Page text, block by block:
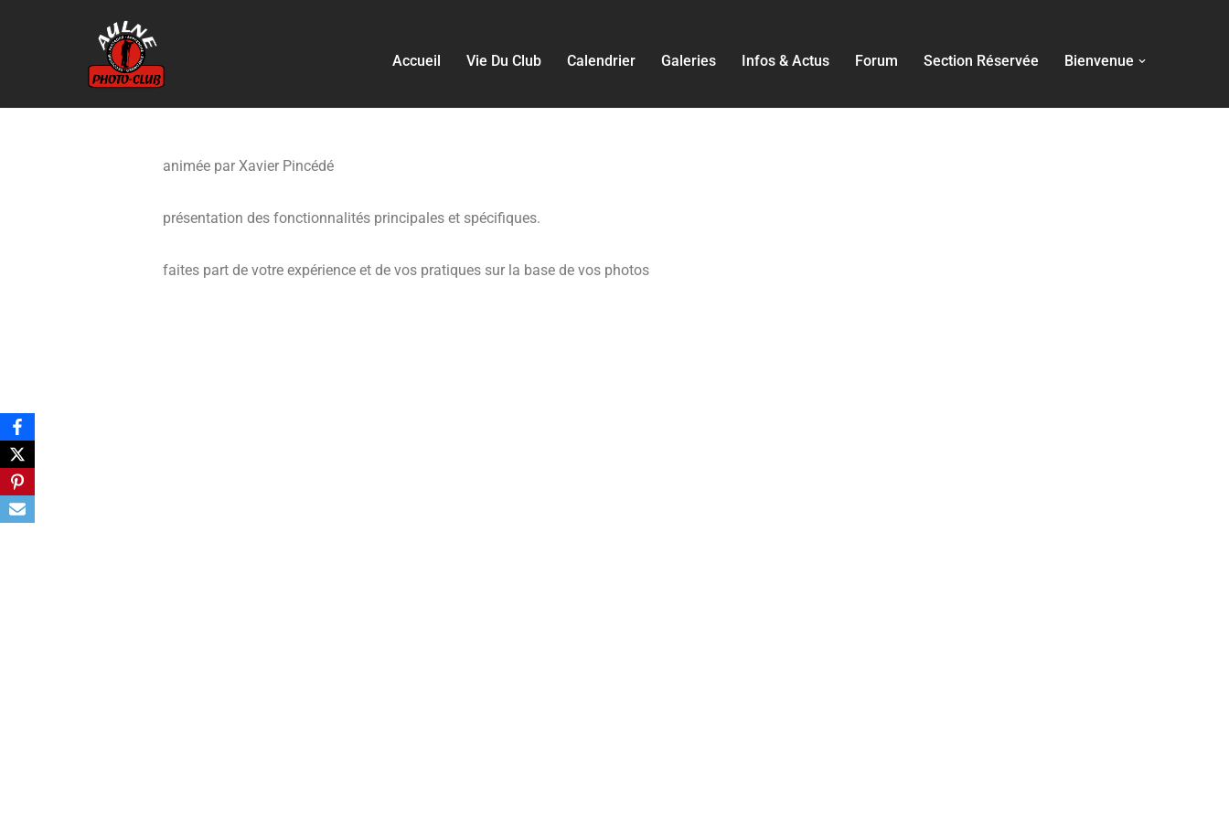
Accueil Vie Du Club Calendrier Galeries Infos & Actus Forum Section Réservée Bienvenue
animée par Xavier Pincédé
présentation des fonctionnalités principales et spécifiques.
faites part de votre expérience et de vos pratiques sur la base de vos photos